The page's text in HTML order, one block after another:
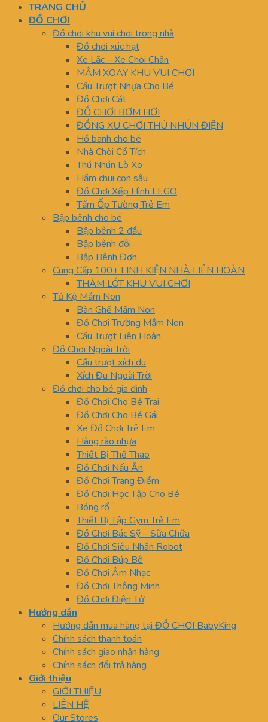
TRANG CHỦ
ĐỒ CHƠI
Đồ chơi khu vui chơi trong nhà
Đồ chơi xúc hạt
Xe Lắc – Xe Chòi Chân
MÂM XOAY KHU VUI CHƠI
Cầu Trượt Nhựa Cho Bé
Đồ Chơi Cát
ĐỒ CHƠI BƠM HƠI
ĐỒNG XU CHƠI THÚ NHÚN ĐIỆN
Hồ banh cho bé
Nhà Chòi Cổ Tích
Thú Nhún Lò Xo
Hầm chui con sâu
Đồ Chơi Xếp Hình LEGO
Tấm Ốp Tường Trẻ Em
Bập bênh cho bé
Bập bênh 2 đầu
Bập bênh đôi
Bập Bênh Đơn
Cung Cấp 100+ LINH KIỆN NHÀ LIÊN HOÀN
THẢM LÓT KHU VUI CHƠI
Tủ Kệ Mầm Non
Bàn Ghế Mầm Non
Đồ Chơi Trường Mầm Non
Cầu Trượt Liên Hoàn
Đồ Chơi Ngoài Trời
Cầu trượt xích đu
Xích Đu Ngoài Trời
Đồ chơi cho bé gia đình
Đồ Chơi Cho Bé Trai
Đồ Chơi Cho Bé Gái
Xe Đồ Chơi Trẻ Em
Hàng rào nhựa
Thiết Bị Thể Thao
Đồ Chơi Nấu Ăn
Đồ Chơi Trang Điểm
Đồ Chơi Học Tập Cho Bé
Bóng rổ
Thiết Bị Tập Gym Trẻ Em
Đồ Chơi Bác Sỹ – Sữa Chữa
Đồ Chơi Siêu Nhân Robot
Đồ Chơi Búp Bê
Đồ Chơi Âm Nhạc
Đồ Chơi Thông Minh
Đồ Chơi Điện Tử
Hướng dẫn
Hướng dẫn mua hàng tại ĐỒ CHƠI BabyKing
Chính sách thanh toán
Chính sách giao nhận hàng
Chính sách đổi trả hàng
Giới thiệu
GIỚI THIỆU
LIÊN HỆ
Our Stores